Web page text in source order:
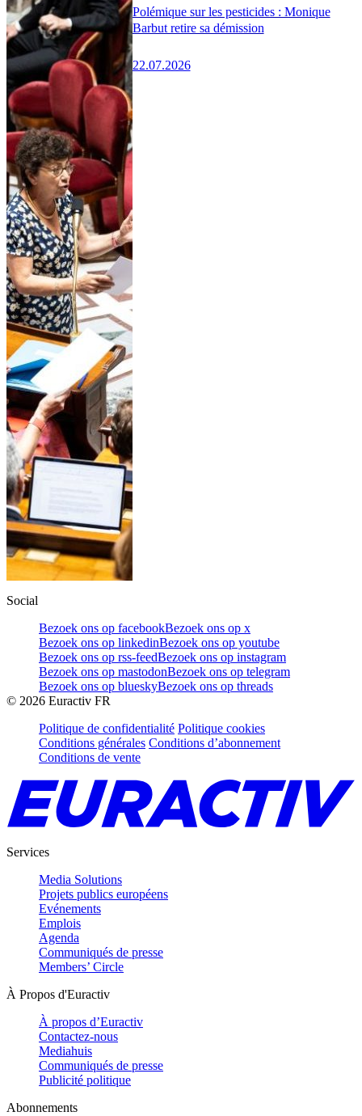
Polémique sur les pesticides : Monique
Barbut retire sa démission
22.07.2026
Social
Bezoek ons op facebookBezoek ons op x
Bezoek ons op linkedinBezoek ons op youtube
Bezoek ons op rss-feedBezoek ons op instagram
Bezoek ons op mastodonBezoek ons op telegram
Bezoek ons op blueskyBezoek ons op threads
© 2026 Euractiv FR
Politique de confidentialité Politique cookies
Conditions générales Conditions d’abonnement
Conditions de vente
Services
Media Solutions
Projets publics européens
Evénements
Emplois
Agenda
Communiqués de presse
Members’ Circle
À Propos d'Euractiv
À propos d’Euractiv
Contactez-nous
Mediahuis
Communiqués de presse
Publicité politique
Abonnements